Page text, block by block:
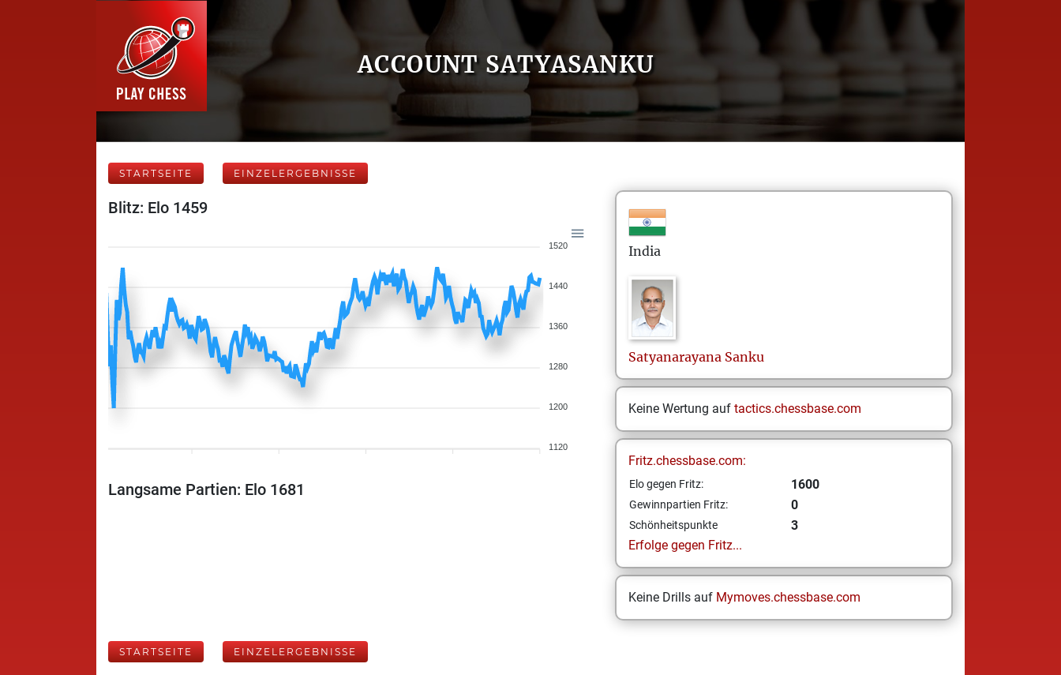
ACCOUNT SATYASANKU
STARTSEITE EINZELERGEBNISSE
Blitz: Elo 1459
1520
1440
1360
1280
1200
1120
Langsame Partien: Elo 1681
India
Satyanarayana Sanku
Keine Wertung auf tactics.chessbase.com
Fritz.chessbase.com:
Elo gegen Fritz: 1600
Gewinnpartien Fritz: 0
Schönheitspunkte
3
Erfolge gegen Fritz...
Keine Drills auf Mymoves.chessbase.com
STARTSEITE EINZELERGEBNISSE